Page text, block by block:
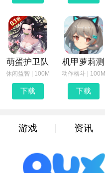
萌蛋护卫队
休闲益智 | 100M
下载
机甲萝莉测
动作格斗 | 100M
下载
游戏 资讯